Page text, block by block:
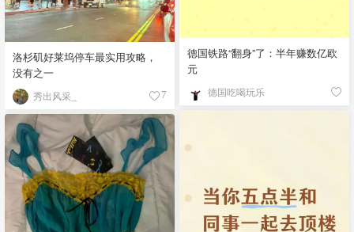
德国铁路“翻身”了：半年赚数亿欧
元
德国吃喝玩乐
洛杉矶好莱坞停车最实用攻略，
没有之一
秀出风采_ 7